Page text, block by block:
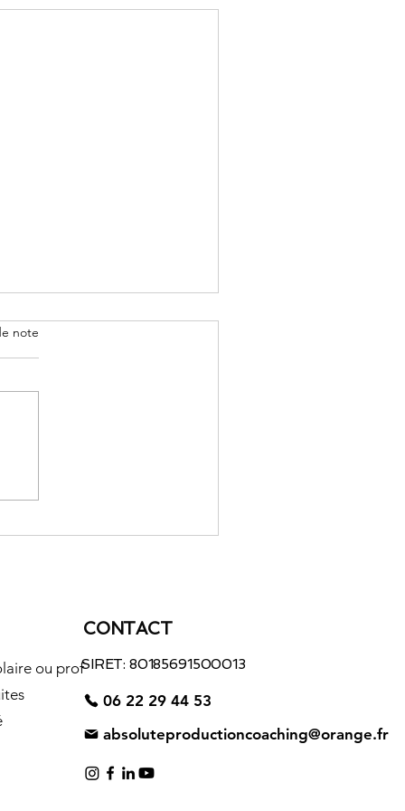
note
ou prof
CONTACT
SIRET: 80185691500013
06 22 29 44 53
absoluteproductioncoaching@orange.fr